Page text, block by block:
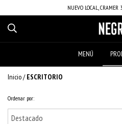
NUEVO LOCAL, CRAMER
MENÚ
Inicio/ ESCRITORIO
Ordenar por: